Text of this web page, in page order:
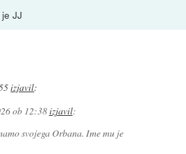
JJ
izjavil:
ob 12:38izjavil:
svojega Orbana. Ime mu je